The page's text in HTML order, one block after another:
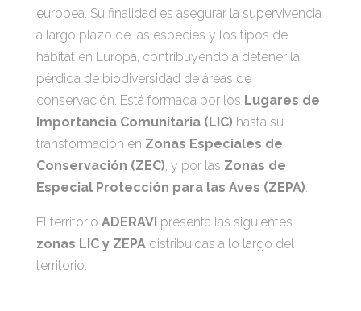
europea. Su finalidad es asegurar la supervivencia
a largo plazo de las especies y los tipos de
hábitat en Europa, contribuyendo a detener la
pérdida de biodiversidad de áreas de
conservación. Está formada por los Lugares de
Importancia Comunitaria (LIC) hasta su
transformación en Zonas Especiales de
Conservación (ZEC) , y por las Zonas de
Especial Protección para las Aves (ZEPA)
El territorio ADERAVI presenta las siguientes
zonas LIC y ZEPA distribuidas a lo largo del
territorio.